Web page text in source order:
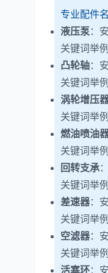
专业配件
液压泵 ：
关键词举
凸轮轴：
关键词举
涡轮增压
关键词举
燃油喷油
关键词举
回转支承
关键词举
差速器：
关键词举
空滤器：
关键词举
活塞环：